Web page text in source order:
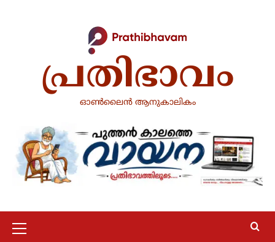
പ്രതിഭാവം
ഓൺലൈൻ ആനുകാലികം